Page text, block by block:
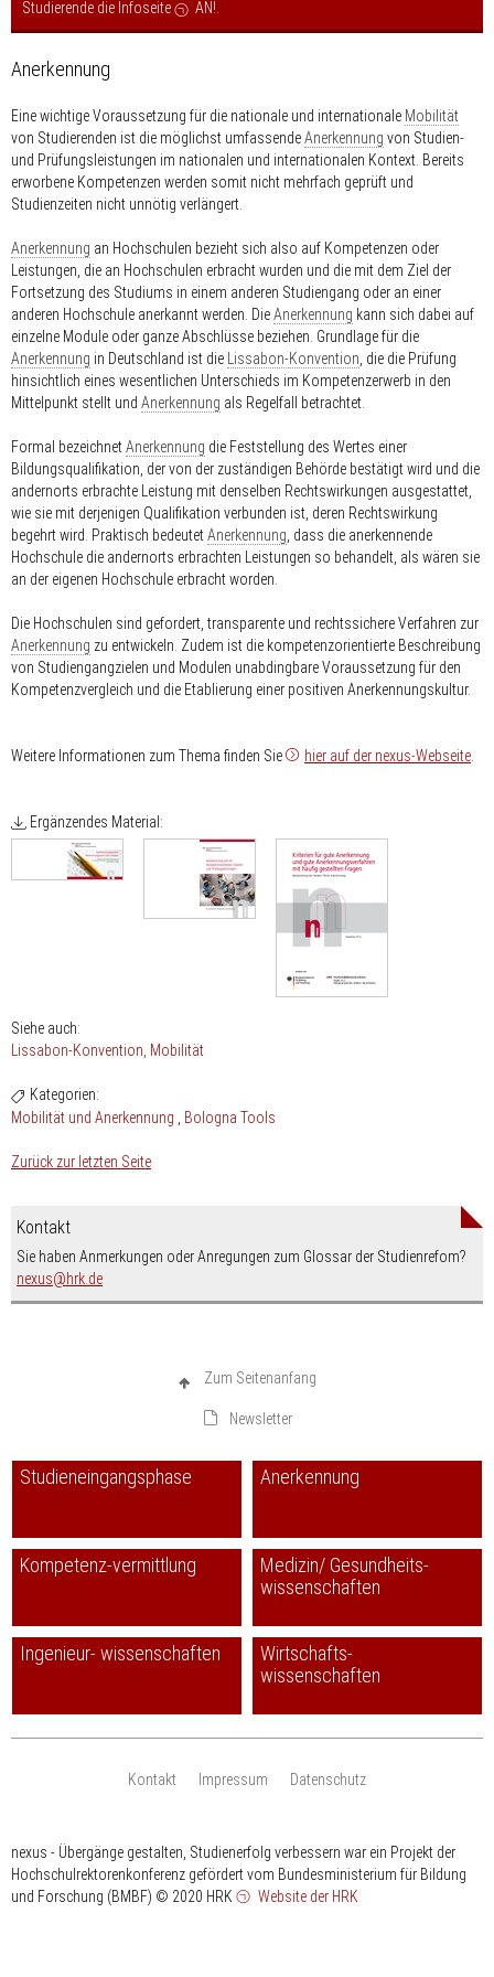
Studierende die Infoseite
AN!
Anerkennung
Eine wichtige Voraussetzung für die nationale und internationale Mobilität
von Studierenden ist die möglichst umfassendeAnerkennung von Studien-
und Prüfungsleistungen im nationalen und internationalen Kontext. Bereits
erworbene Kompetenzen werden somit nicht mehrfach geprüft und
Studienzeiten nicht unnötig verlängert.
Anerkennung an Hochschulen bezieht sich also auf Kompetenzen oder
Leistungen, die an Hochschulen erbracht wurden und die mit dem Ziel der
Fortsetzung des Studiums in einem anderen Studiengang oder an einer
anderen Hochschule anerkannt werden. DieAnerkennung kann sich dabei auf
einzelne Module oder ganze Abschlüsse beziehen. Grundlage für die
Anerkennung in Deutschland ist die Lissabon-Konvention , die die Prüfung
hinsichtlich eines wesentlichen Unterschieds im Kompetenzerwerb in den
Mittelpunkt stellt und Anerkennung als Regelfall betrachtet.
Formal bezeichnetAnerkennung die Feststellung des Wertes einer
Bildungsqualifikation, der von der zuständigen Behörde bestätigt wird und die
andernorts erbrachte Leistung mit denselben Rechtswirkungen ausgestattet,
wie sie mit derjenigen Qualifikation verbunden ist, deren Rechtswirkung
begehrt wird. Praktisch bedeutetAnerkennung , dass die anerkennende
Hochschule die andernorts erbrachten Leistungen so behandelt, als wären sie
an der eigenen Hochschule erbracht worden.
Die Hochschulen sind gefordert, transparente und rechtssichere Verfahren zur
Anerkennung zu entwickeln. Zudem ist die kompetenzorientierte Beschreibung
von Studiengangzielen und Modulen unabdingbare Voraussetzung für den
Kompetenzvergleich und die Etablierung einer positiven Anerkennungskultur.
Weitere Informationen zum Thema finden Sie hier auf der nexus-Webseite
Ergänzendes Material:
Siehe auch:
Lissabon-Konvention Mobilität
Kategorien:
Mobilität und Anerkennung
Bologna Tools
Zurück zur letzten Seite
Kontakt
Sie haben Anmerkungen oder Anregungen zum Glossar der Studienrefom?
nexus
nospam-
hrk.de
Zum Seitenanfang
Newsletter
Studieneingangsphase Anerkennung
Kompetenz-vermittlung
Medizin/ Gesundheits-
wissenschaften
Ingenieur- wissenschaften
Wirtschafts-
wissenschaften
Kontakt Impressum Datenschutz
nexus - Übergänge gestalten, Studienerfolg verbessern war ein Projekt der
Hochschulrektorenkonferenz gefördert vom Bundesministerium für Bildung
und Forschung (BMBF) © 2020 HRK Website der HRK